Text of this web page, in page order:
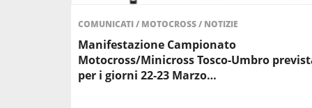
COMUNICATI/ MOTOCROSS/ NOTIZIE
Manifestazione Campionato
Motocross/Minicross Tosco-Umbro
per i giorni 22-23 Marzo…